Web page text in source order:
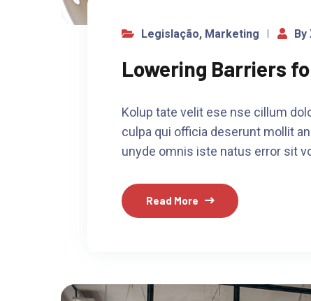
Legislação, Marketing By
Lowering Barriers
Kolup tate velit ese nse cillum
culpa qui officia deserunt mollit
unyde omnis iste natus error sit
Read More